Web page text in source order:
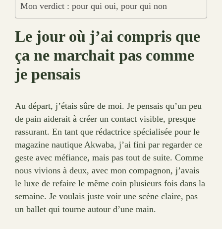
Mon verdict : pour qui oui, pour qui non
Le jour où j’ai compris que
ça ne marchait pas comme
je pensais
Au départ, j’étais sûre de moi. Je pensais qu’un peu
de pain aiderait à créer un contact visible, presque
rassurant. En tant que rédactrice spécialisée pour le
magazine nautique Akwaba, j’ai fini par regarder ce
geste avec méfiance, mais pas tout de suite. Comme
nous vivions à deux, avec mon compagnon, j’avais
le luxe de refaire le même coin plusieurs fois dans la
semaine. Je voulais juste voir une scène claire, pas
un ballet qui tourne autour d’une main.